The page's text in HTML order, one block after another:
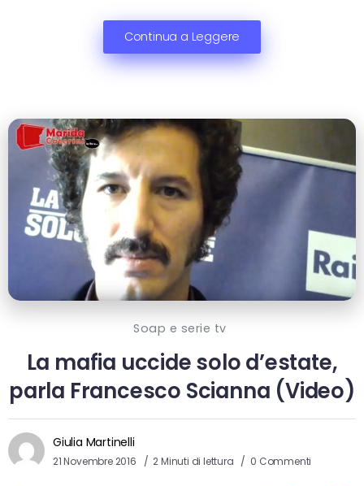
Continua a Leggere
Soap e serie tv
La mafia uccide solo d’estate,
parla Francesco Scianna (Video)
Giulia Martinelli
21 Novembre 2016 2 Minuti di lettura 0 Commenti